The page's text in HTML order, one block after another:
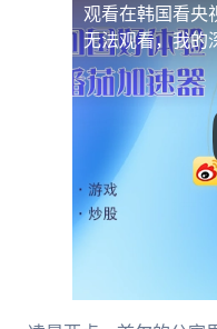
观看在韩国看央
无法观看，我的